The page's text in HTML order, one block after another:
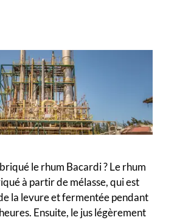
le rhum Bacardi ? Le rhum
à partir de mélasse, qui est
la levure et fermentée pendant
Ensuite, le jus légèrement